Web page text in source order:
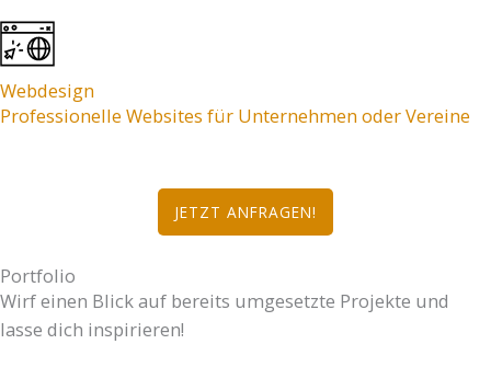
Webdesign
Professionelle Websites für Unternehmen oder Vereine
JETZT ANFRAGEN!
Portfolio
Wirf einen Blick auf bereits umgesetzte Projekte und
lasse dich inspirieren!